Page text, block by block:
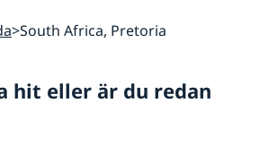
South Africa, Pretoria
hit eller är du redan